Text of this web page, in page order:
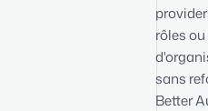
rôles ou
sans
Better